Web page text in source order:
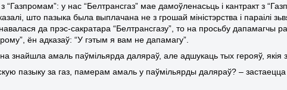
“Газпромам”: у нас “Белтрансгаз” мае дамоўленасьць і кантракт з
што пазыка была выплачана не з грошай міністэрства і параілі
да прэс-сакратара “Белтрансгазу”, то на просьбу дапамагчы
ён адказаў: “У гэтым я вам не дапамагу”.
знайшла амаль паўмільярда даляраў, але адшукаць тых герояў, якія
пазыку за газ , памерам амаль у паўмільярды даляраў? – застаецца